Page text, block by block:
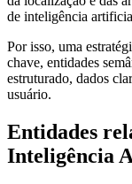
de inteligência
Por isso, uma
chave, entidades
estruturado, dados
usuário.
Entidades
Inteligência